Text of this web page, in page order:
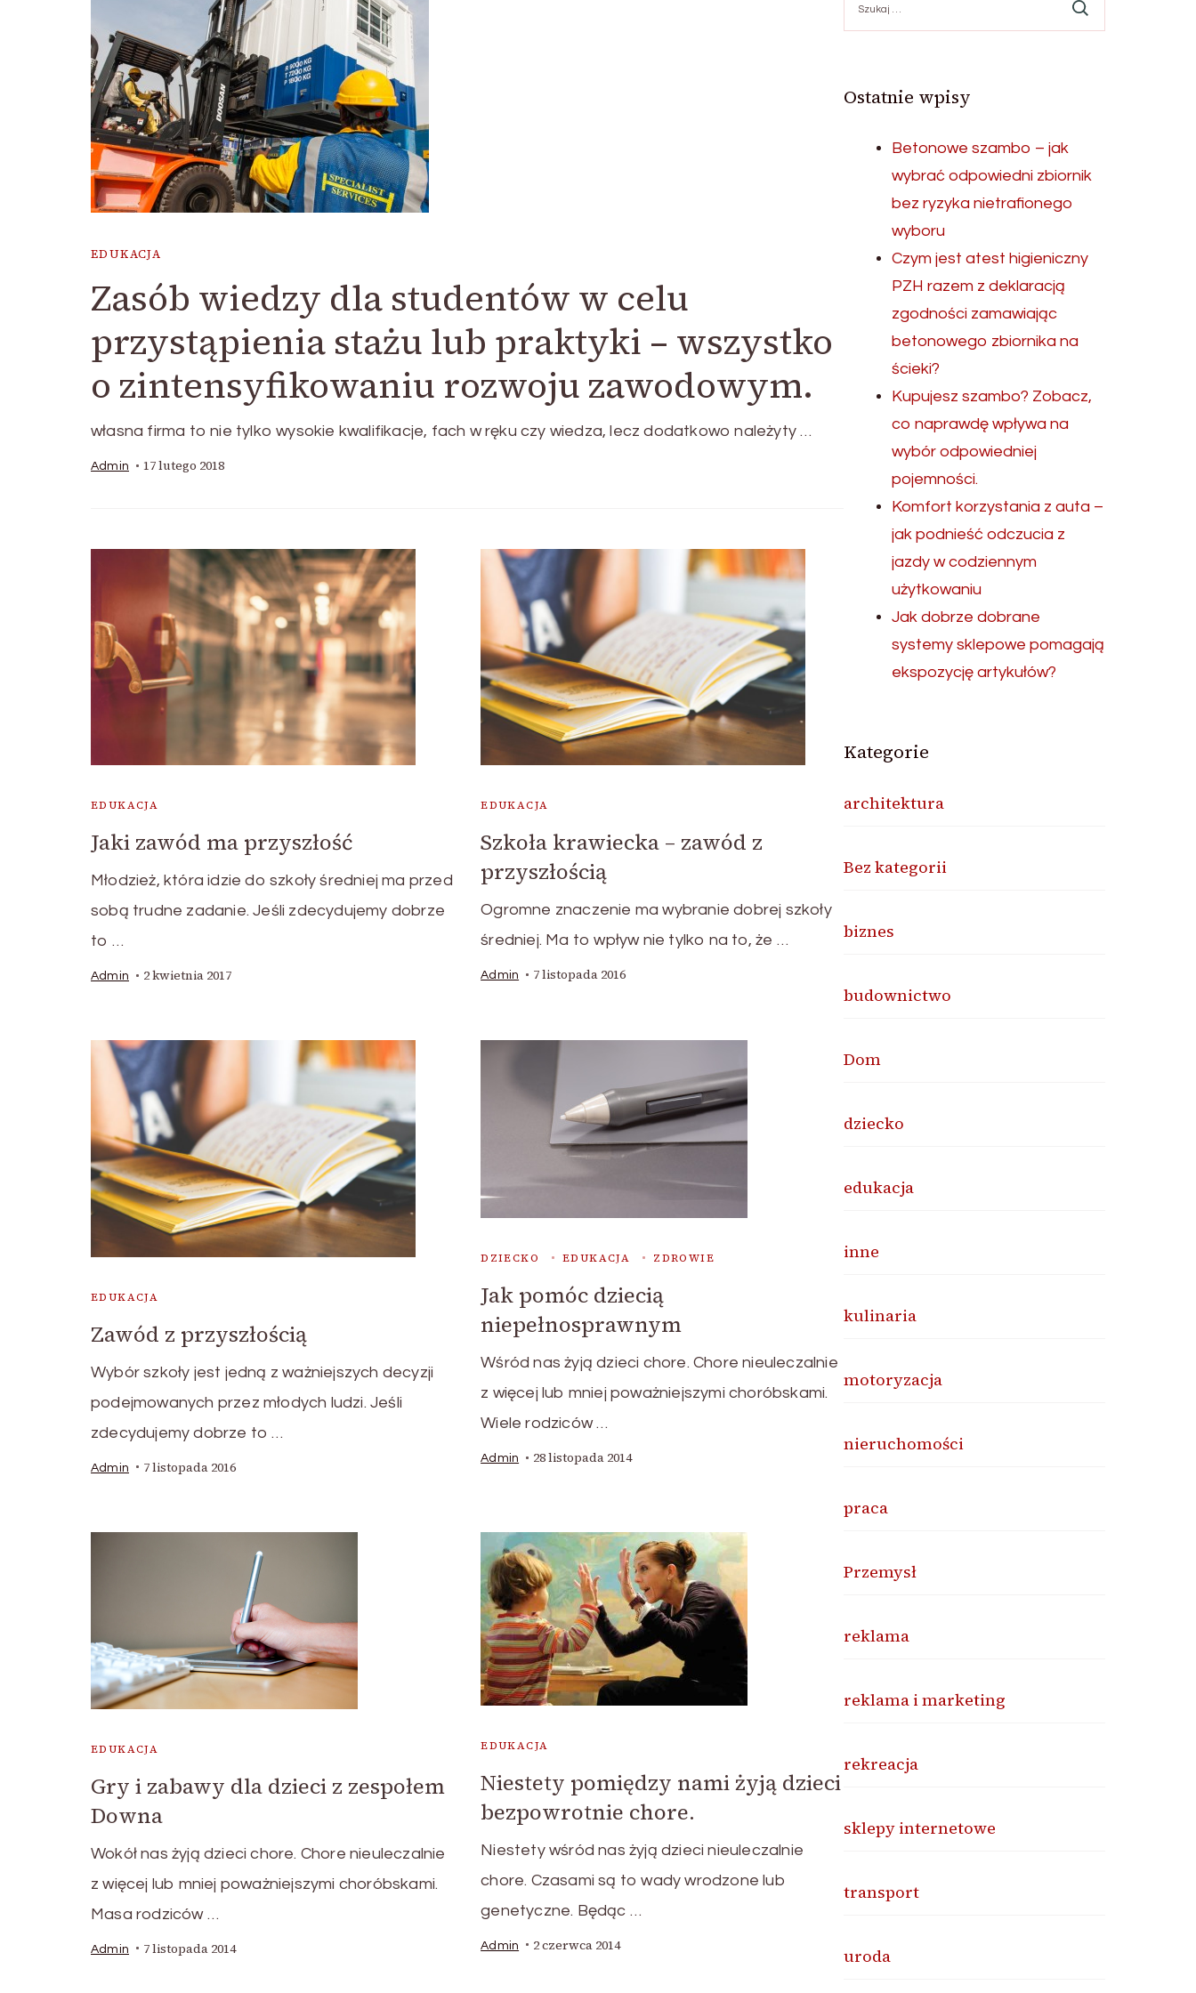
EDUKACJA
Zasób wiedzy dla studentów w celu
przystąpienia stażu lub praktyki – wszystko
o zintensyfikowaniu rozwoju zawodowym.
własna firma to nie tylko wysokie kwalifikacje, fach w ręku czy wiedza, lecz dodatkowo należyty …
Admin 17 lutego 2018
EDUKACJA
Jaki zawód ma przyszłość
Młodzież, która idzie do szkoły średniej ma przed
sobą trudne zadanie. Jeśli zdecydujemy dobrze
to …
Admin 2 kwietnia 2017
EDUKACJA
Szkoła krawiecka – zawód z
przyszłością
Ogromne znaczenie ma wybranie dobrej szkoły
średniej. Ma to wpływ nie tylko na to, że …
Admin 7 listopada 2016
EDUKACJA
Zawód z przyszłością
Wybór szkoły jest jedną z ważniejszych decyzji
podejmowanych przez młodych ludzi. Jeśli
zdecydujemy dobrze to …
Admin 7 listopada 2016
DZIECKO EDUKACJA ZDROWIE
Jak pomóc dziecią
niepełnosprawnym
Wśród nas żyją dzieci chore. Chore nieuleczalnie
z więcej lub mniej poważniejszymi choróbskami.
Wiele rodziców …
Admin 28 listopada 2014
EDUKACJA
Gry i zabawy dla dzieci z zespołem
Downa
Wokół nas żyją dzieci chore. Chore nieuleczalnie
z więcej lub mniej poważniejszymi choróbskami.
Masa rodziców …
Admin 7 listopada 2014
EDUKACJA
Niestety pomiędzy nami żyją dzieci
bezpowrotnie chore.
Niestety wśród nas żyją dzieci nieuleczalnie
chore. Czasami są to wady wrodzone lub
genetyczne. Będąc …
Admin 2 czerwca 2014
Ostatnie wpisy
Betonowe szambo – jak
wybrać odpowiedni zbiornik
bez ryzyka nietrafionego
wyboru
Czym jest atest higieniczny
PZH razem z deklaracją
zgodności zamawiając
betonowego zbiornika na
ścieki?
Kupujesz szambo? Zobacz,
co naprawdę wpływa na
wybór odpowiedniej
pojemności.
Komfort korzystania z auta –
jak podnieść odczucia z
jazdy w codziennym
użytkowaniu
Jak dobrze dobrane
systemy sklepowe pomagają
ekspozycję artykułów?
Kategorie
architektura
Bez kategorii
biznes
budownictwo
Dom
dziecko
edukacja
inne
kulinaria
motoryzacja
nieruchomości
praca
Przemysł
reklama
reklama i marketing
rekreacja
sklepy internetowe
transport
uroda